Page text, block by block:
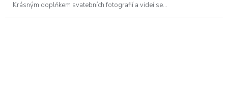
Krásným doplňkem svatebních fotografií a videí se...